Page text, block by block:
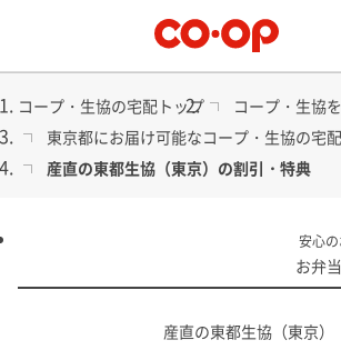
ュ
コープ・生協の宅配トップ
コープ・生協
東京都にお届け可能なコープ・生協の宅配
産直の東都生協（東京）の割引・特典
安心
お弁
産直の東都生協（東京）